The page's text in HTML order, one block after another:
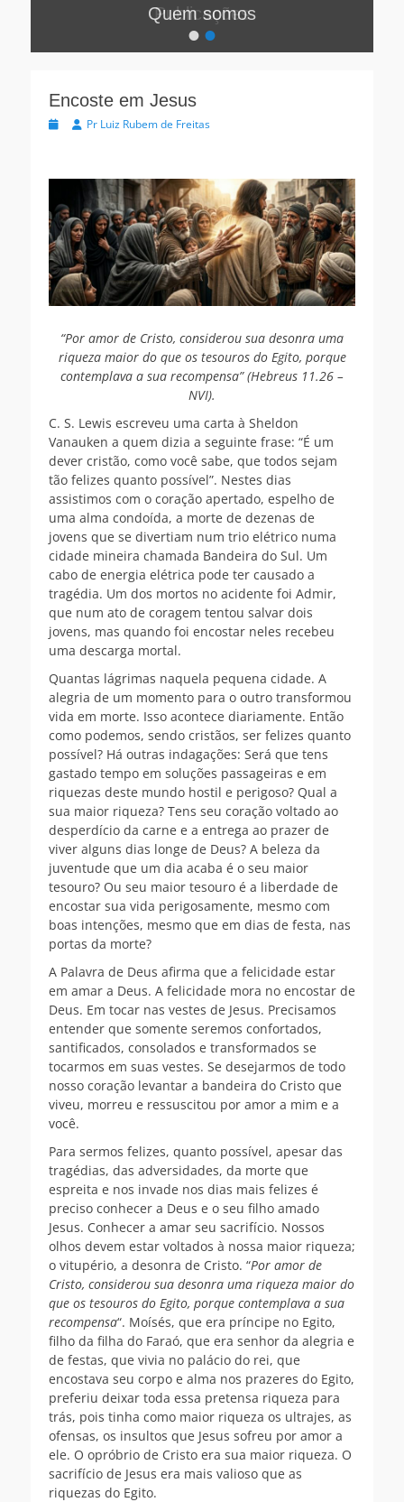
••
Quem somos
na
Luiz
Eduardo
de
Encoste em Jesus
Postada
AutorPr Luiz Rubem de Freitas
“Por amor de Cristo, considerou sua desonra uma
riqueza maior do que os tesouros do Egito, porque
contemplava a sua recompensa” (Hebreus 11.26 –
NVI).
C. S. Lewis escreveu uma carta à Sheldon
Vanauken a quem dizia a seguinte frase: “É um
dever cristão, como você sabe, que todos sejam
tão felizes quanto possível”. Nestes dias
assistimos com o coração apertado, espelho de
uma alma condoída, a morte de dezenas de
jovens que se divertiam num trio elétrico numa
cidade mineira chamada Bandeira do Sul. Um
cabo de energia elétrica pode ter causado a
tragédia. Um dos mortos no acidente foi Admir,
que num ato de coragem tentou salvar dois
jovens, mas quando foi encostar neles recebeu
uma descarga mortal.
Quantas lágrimas naquela pequena cidade. A
alegria de um momento para o outro transformou
vida em morte. Isso acontece diariamente. Então
como podemos, sendo cristãos, ser felizes quanto
possível? Há outras indagações: Será que tens
gastado tempo em soluções passageiras e em
riquezas deste mundo hostil e perigoso? Qual a
sua maior riqueza? Tens seu coração voltado ao
desperdício da carne e a entrega ao prazer de
viver alguns dias longe de Deus? A beleza da
juventude que um dia acaba é o seu maior
tesouro? Ou seu maior tesouro é a liberdade de
encostar sua vida perigosamente, mesmo com
boas intenções, mesmo que em dias de festa, nas
portas da morte?
A Palavra de Deus afirma que a felicidade estar
em amar a Deus. A felicidade mora no encostar de
Deus. Em tocar nas vestes de Jesus. Precisamos
entender que somente seremos confortados,
santificados, consolados e transformados se
tocarmos em suas vestes. Se desejarmos de todo
nosso coração levantar a bandeira do Cristo que
viveu, morreu e ressuscitou por amor a mim e a
você.
Para sermos felizes, quanto possível, apesar das
tragédias, das adversidades, da morte que
espreita e nos invade nos dias mais felizes é
preciso conhecer a Deus e o seu filho amado
Jesus. Conhecer a amar seu sacrifício. Nossos
olhos devem estar voltados à nossa maior riqueza;
o vitupério, a desonra de Cristo. “Por amor de
Cristo, considerou sua desonra uma riqueza maior do
que os tesouros do Egito, porque contemplava a sua
recompensa“. Moísés, que era príncipe no Egito,
filho da filha do Faraó, que era senhor da alegria e
de festas, que vivia no palácio do rei, que
encostava seu corpo e alma nos prazeres do Egito,
preferiu deixar toda essa pretensa riqueza para
trás, pois tinha como maior riqueza os ultrajes, as
ofensas, os insultos que Jesus sofreu por amor a
ele. O opróbrio de Cristo era sua maior riqueza. O
sacrifício de Jesus era mais valioso que as
riquezas do Egito.